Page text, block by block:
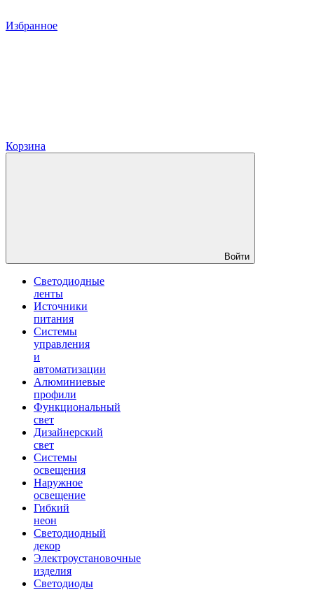
Избранное
Корзина
Войти
Светодиодные
ленты
Источники
питания
Системы
управления
и
автоматизации
Алюминиевые
профили
Функциональный
свет
Дизайнерский
свет
Системы
освещения
Наружное
освещение
Гибкий
неон
Светодиодный
декор
Электроустановочные
изделия
Светодиоды